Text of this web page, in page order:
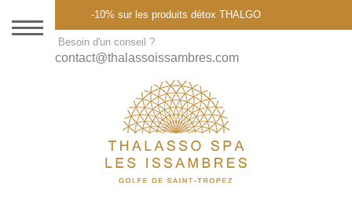
DESTINATION
THALASSO SPA
CURES ET FORFAITS
SOINS À LA CARTE
ABONNEMENTS
-10% sur les produits détox THALGO
Besoin d'un conseil ?
contact@thalassoissambres.com